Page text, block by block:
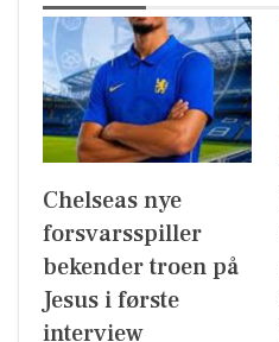
Chelseas nye
forsvarsspiller
bekender troen på
Jesus i første
interview